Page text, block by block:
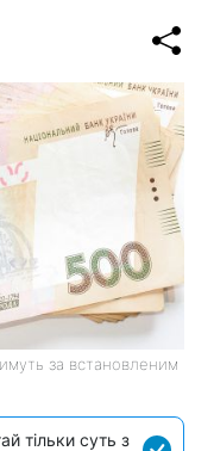
за встановленим
тільки суть з